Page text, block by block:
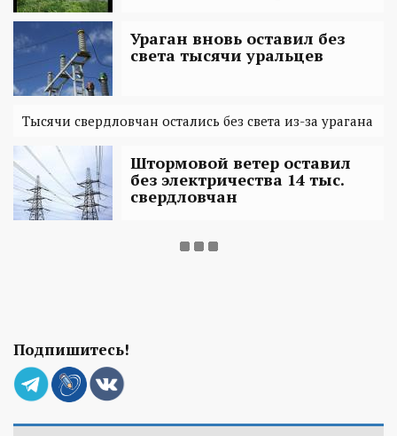
Ураган вновь оставил без
света тысячи уральцев
Тысячи свердловчан остались без света из-за урагана
Штормовой ветер оставил
без электричества 14 тыс.
свердловчан
Подпишитесь!